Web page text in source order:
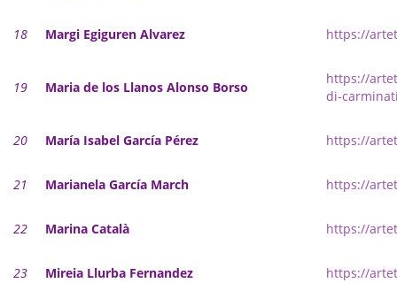
18 Margi Egiguren Alvarez https://
19 Maria de los Llanos Alonso Borso
https://
di-
20 María Isabel García Pérez https://
21 Marianela García March https://
22 Marina Català https://
23 Mireia Llurba Fernandez https://